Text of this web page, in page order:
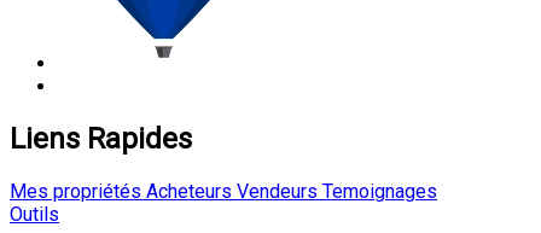
Liens Rapides
Mes propriétés Acheteurs Vendeurs Temoignages
Outils